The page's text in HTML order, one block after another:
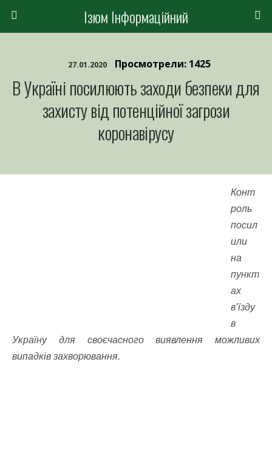
Ізюм Інформаційний
27.01.2020 Просмотрели: 1425
В Україні посилюють заходи безпеки для
захисту від потенційної загрози
коронавірусу
Конт
роль
посил
или
на
пункт
ах
в’їзду
в
Україну для своєчасного виявлення можливих
випадків захворювання.